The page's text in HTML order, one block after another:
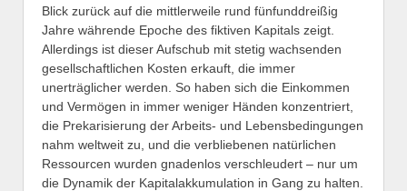
Blick zurück auf die mittlerweile rund fünfunddreißig
Jahre währende Epoche des fiktiven Kapitals zeigt.
Allerdings ist dieser Aufschub mit stetig wachsenden
gesellschaftlichen Kosten erkauft, die immer
unerträglicher werden. So haben sich die Einkommen
und Vermögen in immer weniger Händen konzentriert,
die Prekarisierung der Arbeits- und Lebensbedingungen
nahm weltweit zu, und die verbliebenen natürlichen
Ressourcen wurden gnadenlos verschleudert – nur um
die Dynamik der Kapitalakkumulation in Gang zu halten.